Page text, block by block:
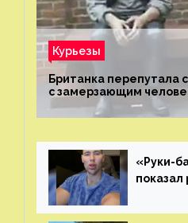
Курьезы
Британка перепутала
с замерзающим
о помощи
«Руки-
показал